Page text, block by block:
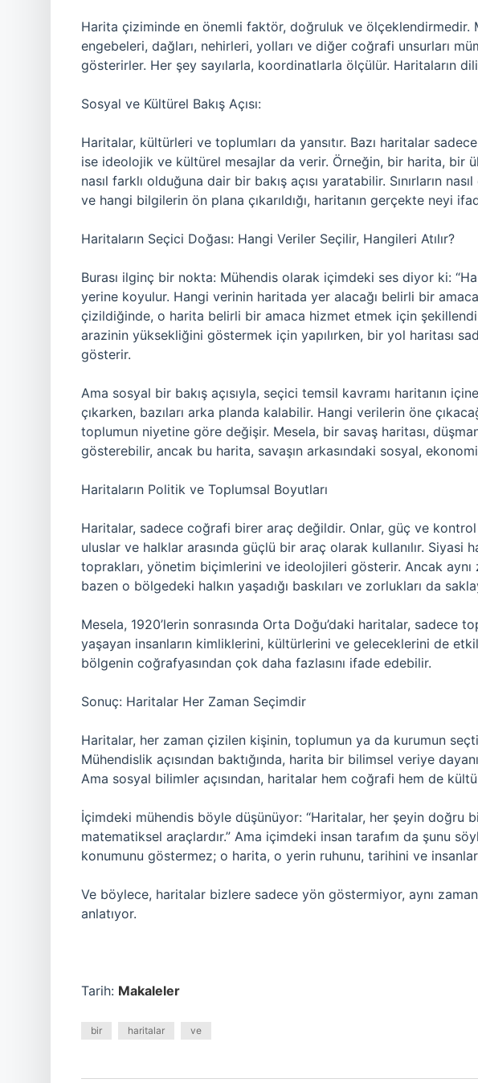
Harita çiziminde en önemli faktör, doğruluk ve ölçeklendirmedir.
engebeleri, dağları, nehirleri, yolları ve diğer coğrafi unsurları
gösterirler. Her şey sayılarla, koordinatlarla ölçülür. Haritaların
Sosyal ve Kültürel Bakış Açısı:
Haritalar, kültürleri ve toplumları da yansıtır. Bazı haritalar
ise ideolojik ve kültürel mesajlar da verir. Örneğin, bir harita, bir
nasıl farklı olduğuna dair bir bakış açısı yaratabilir. Sınırların
ve hangi bilgilerin ön plana çıkarıldığı, haritanın gerçekte neyi
Haritaların Seçici Doğası: Hangi Veriler Seçilir, Hangileri Atılır?
Burası ilginç bir nokta: Mühendis olarak içimdeki ses diyor ki:
yerine koyulur. Hangi verinin haritada yer alacağı belirli bir
çizildiğinde, o harita belirli bir amaca hizmet etmek için
arazinin yüksekliğini göstermek için yapılırken, bir yol haritası
gösterir.
Ama sosyal bir bakış açısıyla, seçici temsil kavramı haritanın
çıkarken, bazıları arka planda kalabilir. Hangi verilerin öne
toplumun niyetine göre değişir. Mesela, bir savaş haritası,
gösterebilir, ancak bu harita, savaşın arkasındaki sosyal,
Haritaların Politik ve Toplumsal Boyutları
Haritalar, sadece coğrafi birer araç değildir. Onlar, güç ve kontrol
uluslar ve halklar arasında güçlü bir araç olarak kullanılır. Siyasi
toprakları, yönetim biçimlerini ve ideolojileri gösterir. Ancak aynı
bazen o bölgedeki halkın yaşadığı baskıları ve zorlukları da
Mesela, 1920’lerin sonrasında Orta Doğu’daki haritalar, sadece
yaşayan insanların kimliklerini, kültürlerini ve geleceklerini de
bölgenin coğrafyasından çok daha fazlasını ifade edebilir.
Sonuç: Haritalar Her Zaman Seçimdir
Haritalar, her zaman çizilen kişinin, toplumun ya da kurumun seçtiği
Mühendislik açısından baktığında, harita bir bilimsel veriye
Ama sosyal bilimler açısından, haritalar hem coğrafi hem de
İçimdeki mühendis böyle düşünüyor: “Haritalar, her şeyin doğru
matematiksel araçlardır.” Ama içimdeki insan tarafım da şunu
konumunu göstermez; o harita, o yerin ruhunu, tarihini ve
Ve böylece, haritalar bizlere sadece yön göstermiyor, aynı
anlatıyor.
Tarih: Makaleler
bir haritalar ve